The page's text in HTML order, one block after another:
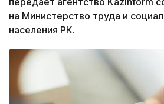
на Министерство труда и
населения РК.